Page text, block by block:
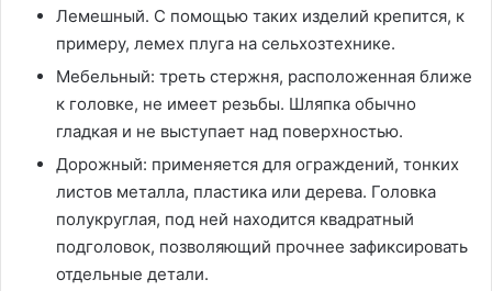
Лемешный. С помощью таких изделий крепится, к
примеру, лемех плуга на сельхозтехнике.
Мебельный: треть стержня, расположенная ближе
к головке, не имеет резьбы. Шляпка обычно
гладкая и не выступает над поверхностью.
Дорожный: применяется для ограждений, тонких
листов металла, пластика или дерева. Головка
полукруглая, под ней находится квадратный
подголовок, позволяющий прочнее зафиксировать
отдельные детали.